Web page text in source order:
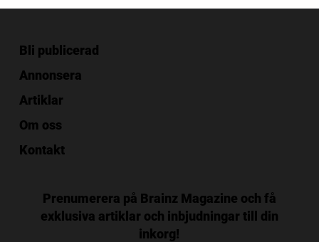
Bli publicerad
Annonsera
Artiklar
Om oss
Kontakt
Prenumerera på Brainz Magazine och få
exklusiva artiklar och inbjudningar till din
inkorg!